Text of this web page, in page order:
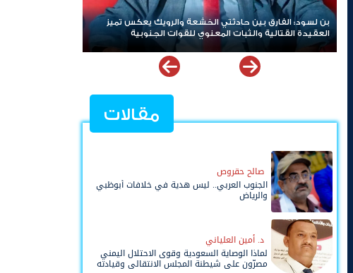
هاني بن بريك: المجلس الانتقالي لا يختزل الجنوب.. وتوحيد
الصف للوصول لاستعادة الدولة أولوية تفرضها الحكمة
مقالات
صالح حقروص
الجنوب العربي.. ليس هدية في خلافات أبوظبي
والرياض
د. أمين العلياني
لماذا الوصاية السعودية وقوى الاحتلال اليمني
مصرّون على شيطنة المجلس الانتقالي وقيادته